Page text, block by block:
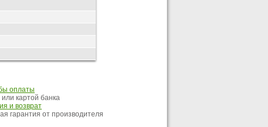
оплаты
картой банка
и возврат
гарантия от производителя